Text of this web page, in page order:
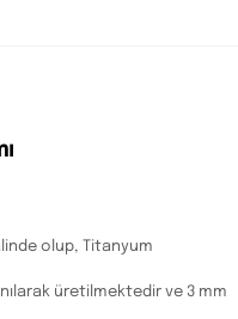
olup, Titanyum
üretilmektedir ve 3 mm